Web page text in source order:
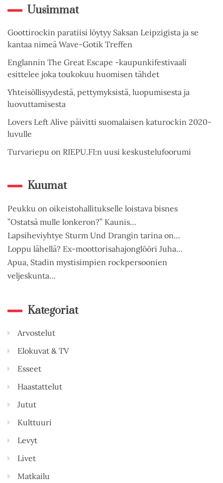
Uusimmat
Goottirockin paratiisi löytyy Saksan Leipzigista ja se
kantaa nimeä Wave-Gotik Treffen
Englannin The Great Escape -kaupunkifestivaali
esittelee joka toukokuu huomisen tähdet
Yhteisöllisyydestä, pettymyksistä, luopumisesta ja
luovuttamisesta
Lovers Left Alive päivitti suomalaisen katurockin 2020-
luvulle
Turvariepu on RIEPU.FI:n uusi keskustelufoorumi
Kuumat
Peukku on oikeistohallitukselle loistava bisnes
”Ostatsä mulle lonkeron?” Kaunis…
Lapsiheviyhtye Sturm Und Drangin tarina on…
Loppu lähellä? Ex-moottorisahajonglööri Juha…
Apua, Stadin mystisimpien rockpersoonien
veljeskunta…
Kategoriat
Arvostelut
Elokuvat & TV
Esseet
Haastattelut
Jutut
Kulttuuri
Levyt
Livet
Matkailu